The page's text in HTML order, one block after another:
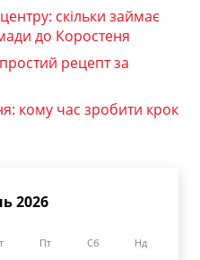
скільки займає
до Коростеня
рецепт за
кому час зробити крок
2026
Пт Сб Нд